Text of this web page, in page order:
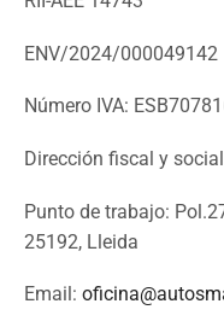
ENV/2024/000049142
Número IVA:
Dirección fiscal y
Punto de trabajo:
25192, Lleida
Email: